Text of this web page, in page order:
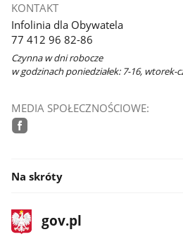
KONTAKT
Infolinia dla Obywatela
77 412 96 82-86
Czynna w dni robocze
w godzinach poniedziałek: 7-16, wtorek-
MEDIA SPOŁECZNOŚCIOWE:
Na skróty
stopka
gov.plStrona
gov.pl